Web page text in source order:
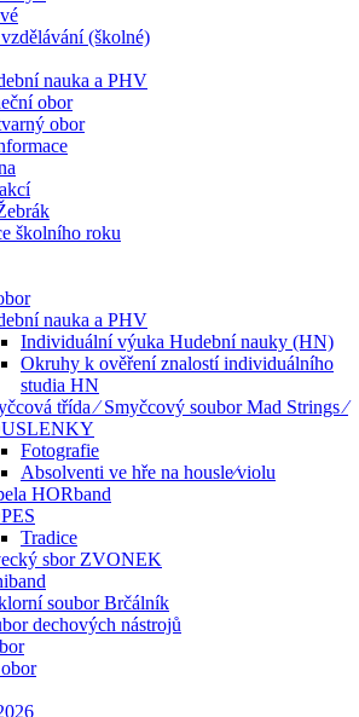
(školné)
nauka a PHV
obor
obor
školního roku
nauka a PHV
Individuální výuka Hudební nauky (HN)
Okruhy k ověření znalostí individuálního
studia HN
třída ⁄ Smyčcový soubor Mad Strings ⁄
Fotografie
Absolventi ve hře na housle⁄violu
HORband
Tradice
sbor ZVONEK
soubor Brčálník
dechových nástrojů